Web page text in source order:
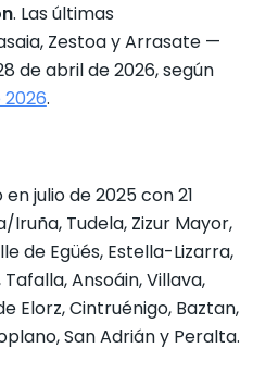
. Las últimas
Zestoa y Arrasate —
de abril de 2026, según
2026.
julio de 2025 con 21
Iruña, Tudela, Zizur Mayor,
de Egüés, Estella-Lizarra,
Ansoáin, Villava,
Elorz, Cintruénigo, Baztan,
San Adrián y Peralta.